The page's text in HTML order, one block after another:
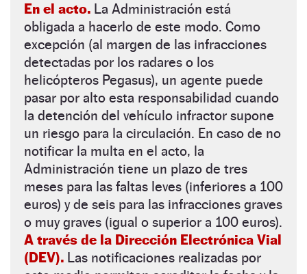
En el acto. La Administración está
obligada a hacerlo de este modo. Como
excepción (al margen de las infracciones
detectadas por los radares o los
helicópteros Pegasus), un agente puede
pasar por alto esta responsabilidad cuando
la detención del vehículo infractor supone
un riesgo para la circulación. En caso de no
notificar la multa en el acto, la
Administración tiene un plazo de tres
meses para las faltas leves (inferiores a 100
euros) y de seis para las infracciones graves
o muy graves (igual o superior a 100 euros).
A través de la Dirección Electrónica Vial
(DEV). Las notificaciones realizadas por